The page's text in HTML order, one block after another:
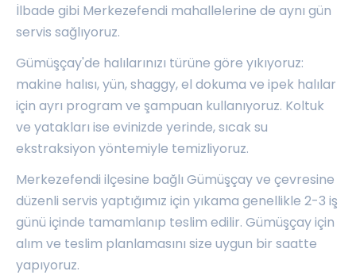
İlbade gibi Merkezefendi mahallelerine de aynı gün
servis sağlıyoruz.
Gümüşçay'de halılarınızı türüne göre yıkıyoruz:
makine halısı, yün, shaggy, el dokuma ve ipek halılar
için ayrı program ve şampuan kullanıyoruz. Koltuk
ve yatakları ise evinizde yerinde, sıcak su
ekstraksiyon yöntemiyle temizliyoruz.
Merkezefendi ilçesine bağlı Gümüşçay ve çevresine
düzenli servis yaptığımız için yıkama genellikle 2-3 iş
günü içinde tamamlanıp teslim edilir. Gümüşçay için
alım ve teslim planlamasını size uygun bir saatte
yapıyoruz.